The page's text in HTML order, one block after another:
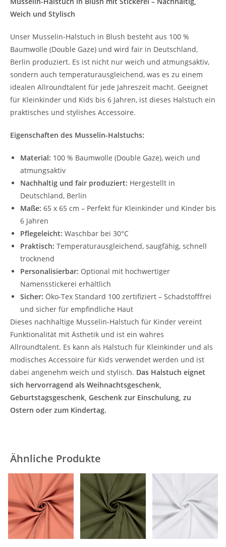
Weich und Stylisch
Unser Musselin-Halstuch in Blush besteht aus 100 %
Baumwolle (Double Gaze) und wird fair in Deutschland,
Berlin produziert. Es ist nicht nur weich und atmungsaktiv,
sondern auch temperaturausgleichend, was es zu einem
idealen Allroundtalent für jede Jahreszeit macht. Geeignet
für Kleinkinder und Kids bis 6 Jahren, ist dieses Halstuch ein
praktisches und stylishes Accessoire.
Eigenschaften des Musselin-Halstuchs:
Material: 100 % Baumwolle (Double Gaze), weich und
atmungsaktiv
Nachhaltig und fair produziert: Hergestellt in
Deutschland, Berlin
Maße: 65 x 65 cm – Perfekt für Kleinkinder und Kinder bis
6 Jahren
Pflegeleicht: Waschbar bei 30°C
Praktisch: Temperaturausgleichend, saugfähig, schnell
trocknend
Personalisierbar: Optional mit hochwertiger
Namensstickerei erhältlich
Sicher: Öko-Tex Standard 100 zertifiziert – Schadstofffrei
und sicher für empfindliche Haut
Dieses nachhaltige Musselin-Halstuch für Kinder vereint
Funktionalität mit Ästhetik und ist ein wahres
Allroundtalent. Es kann als Halstuch für Kleinkinder und als
modisches Accessoire für Kids verwendet werden und ist
dabei angenehm weich und stylisch. Das Halstuch eignet
sich hervorragend als Weihnachtsgeschenk,
Geburtstagsgeschenk, Geschenk zur Einschulung, zu
Ostern oder zum Kindertag.
Ähnliche Produkte